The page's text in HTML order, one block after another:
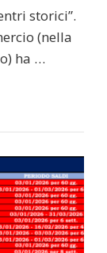
storici”.
(nella
ha …